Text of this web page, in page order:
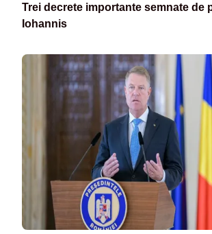
Trei decrete importante semnate de
Iohannis